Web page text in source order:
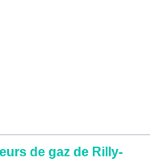
de gaz de Rilly-